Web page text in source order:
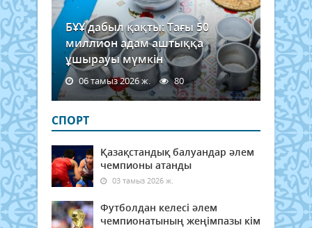
БҰҰ дабыл қақты: Тағы 50
миллион адам аштыққа
ұшырауы мүмкін
06 тамыз 2026 ж. 80
СПОРТ
Қазақстандық балуандар әлем
чемпионы атанды
03 тамыз 2026 ж.
Футболдан келесі әлем
чемпионатының жеңімпазы кім